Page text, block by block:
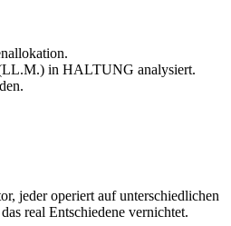
(LL.M.) in HALTUNG analysiert.
jeder operiert auf unterschiedlichen
real Entschiedene vernichtet.